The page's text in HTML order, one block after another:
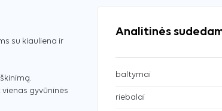
su kiauliena ir
gyvūninės
Analitinės
baltymai
riebalai